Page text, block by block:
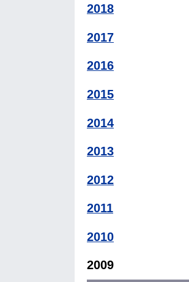
2018
2017
2016
2015
2014
2013
2012
2011
2010
2009